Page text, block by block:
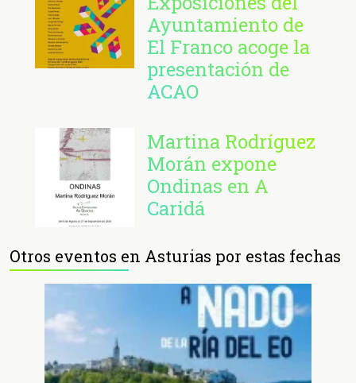
Ayuntamiento de
El Franco acoge la
presentación de
ACAO
Martina Rodríguez
Morán expone
Ondinas en A
Caridá
Otros eventos en Asturias por estas fechas